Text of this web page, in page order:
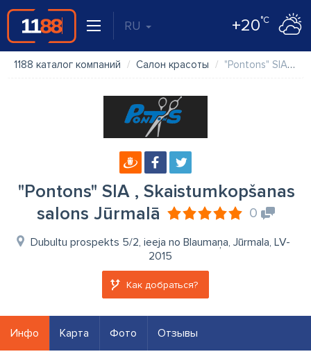
RU +20°C
1188 каталог компаний Салон красоты "Pontons" SIA , Skaistumkopšanas salons Jūrmalā
"Pontons" SIA , Skaistumkopšanas
salons Jūrmalā
0
Dubultu prospekts 5/2, ieeja no Blaumaņa, Jūrmala, LV-
2015
Как добраться?
Инфо Карта Фото Отзывы